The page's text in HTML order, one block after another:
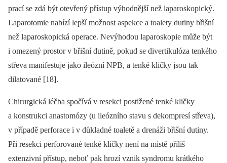
prací se zdá být otevřený přístup výhodnější než laparoskopický.
Laparotomie nabízí lepší možnost aspekce a toalety dutiny břišní
než laparoskopická operace. Nevýhodou laparoskopie může být
i omezený prostor v břišní dutině, pokud se divertikulóza tenkého
střeva manifestuje jako ileózní NPB, a tenké kličky jsou tak
dilatované [18].
Chirurgická léčba spočívá v resekci postižené tenké kličky
a konstrukci anastomózy (u ileózního stavu s dekompresí střeva),
v případě perforace i v důkladné toaletě a drenáži břišní dutiny.
Při resekci perforované tenké kličky není na místě příliš
extenzivní přístup, neboť pak hrozí vznik syndromu krátkého